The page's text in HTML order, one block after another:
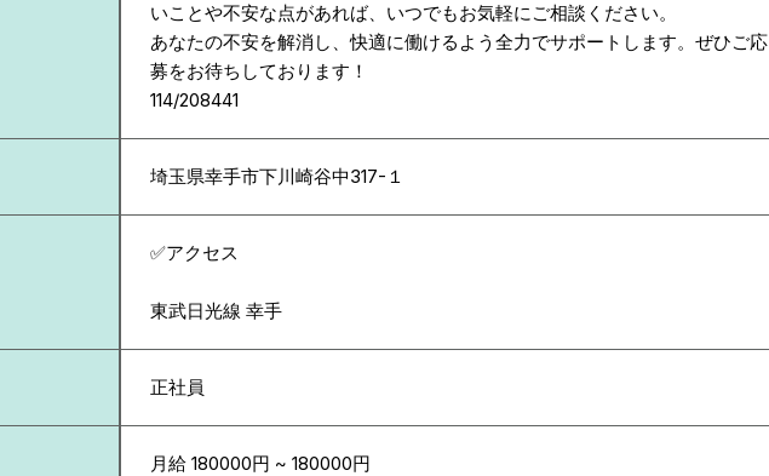
いことや不安な点があれば、いつでもお気軽にご相談ください。
あなたの不安を解消し、快適に働けるよう全力でサポートします。ぜひご応
募をお待ちしております！
114/208441
埼玉県幸手市下川崎谷中317-１
✅アクセス
東武日光線 幸手
正社員
月給 180000円 ~ 180000円